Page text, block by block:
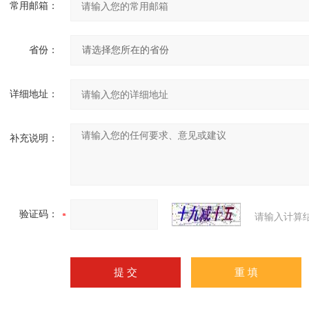
常用邮箱：
省份：
详细地址：
补充说明：
验证码： 请输入计算